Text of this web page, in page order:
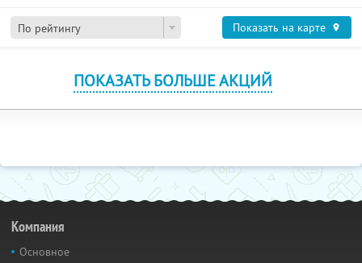
По рейтингу Показать на карте
ПОКАЗАТЬ БОЛЬШЕ АКЦИЙ
Компания
Основное